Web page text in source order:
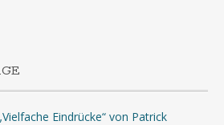
Eindrücke“ von Patrick